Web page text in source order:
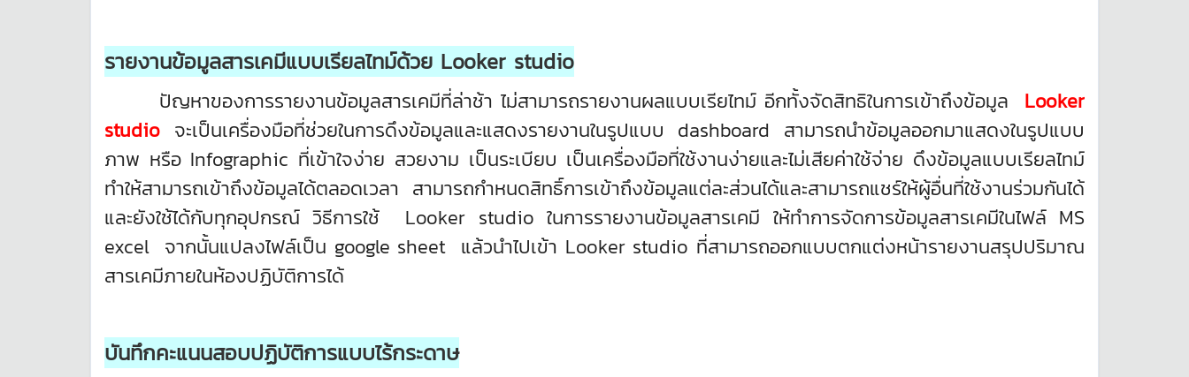
รายงานข้อมูลสารเคมีแบบเรียลไทม์ด้วย Looker studio
ปัญหาของการรายงานข้อมูลสารเคมีที่ล่าช้า ไม่สามารถรายงานผลแบบเรียไทม์ อีกทั้งจัดสิทธิในการเข้าถึงข้อมูล Looker
studio จะเป็นเครื่องมือที่ช่วยในการดึงข้อมูลและแสดงรายงานในรูปแบบ dashboard สามารถนำข้อมูลออกมาแสดงในรูปแบบ
ภาพ หรือ Infographic ที่เข้าใจง่าย สวยงาม เป็นระเบียบ เป็นเครื่องมือที่ใช้งานง่ายและไม่เสียค่าใช้จ่าย ดึงข้อมูลแบบเรียลไทม์
ทำให้สามารถเข้าถึงข้อมูลได้ตลอดเวลา สามารถกำหนดสิทธิ์การเข้าถึงข้อมูลแต่ละส่วนได้และสามารถแชร์ให้ผู้อื่นที่ใช้งานร่วมกันได้
และยังใช้ได้กับทุกอุปกรณ์ วิธีการใช้ Looker studio ในการรายงานข้อมูลสารเคมี ให้ทำการจัดการข้อมูลสารเคมีในไฟล์ MS
excel จากนั้นแปลงไฟล์เป็น google sheet แล้วนำไปเข้า Looker studio ที่สามารถออกแบบตกแต่งหน้ารายงานสรุปปริมาณ
สารเคมีภายในห้องปฏิบัติการได้
บันทึกคะแนนสอบปฏิบัติการแบบไร้กระดาษ